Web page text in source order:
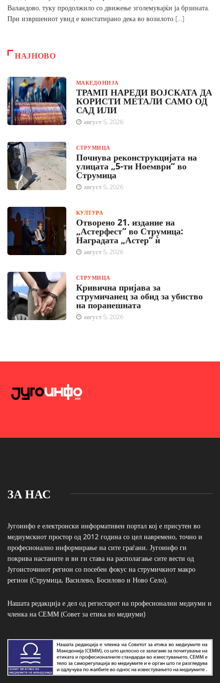
Валандово, туку продолжило со движење зголемувајќи ја брзината.
При извршениот увид е констатирано дека во возилото […]
НАЈНОВО
МАКЕДОНИЈА
ТРАМП НАРЕДИ ВОЈСКАТА ДА
КОРИСТИ МЕТАЛИ САМО ОД
САД ИЛИ
август 5, 2026
СТРУМИЦА
Почнува реконструкцијата на
улицата „5-ти Ноември“ во
Струмица
август 5, 2026
КУЛТУРА
Отворено 21. издание на
„Астерфест“ во Струмица:
Наградата „Астер“ ѝ
август 5, 2026
СТРУМИЦА
Кривична пријава за
струмичанец за обид за убиство
на поранешната
август 5, 2026
ЗА НАС
Југоинфо е електронски информативен портал кој е присутен во
медиумскиот простор од 2012 година со цел навремено, точно и
професионално информирање на сите граѓани. Југоинфо ги
покрива настаните и ви ги става на располагање сите вести од
Југоисточниот регион со посебен фокус на струмичкиот макро
регион (Струмица, Василево, Босилово и Ново Село).
Нашата редакција е дел од регистарот на професионални медиуми и
членка на СЕММ (Совет за етика во медиуми)